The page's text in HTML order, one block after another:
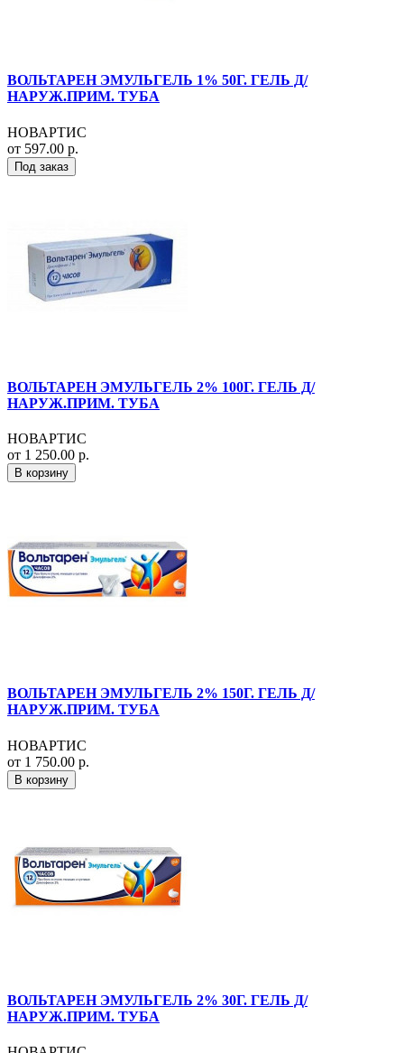
ВОЛЬТАРЕН ЭМУЛЬГЕЛЬ 1% 50Г. ГЕЛЬ Д/
НАРУЖ.ПРИМ. ТУБА
НОВАРТИС
от 597.00 р.
Под заказ
ВОЛЬТАРЕН ЭМУЛЬГЕЛЬ 2% 100Г. ГЕЛЬ Д/
НАРУЖ.ПРИМ. ТУБА
НОВАРТИС
от 1 250.00 р.
В корзину
ВОЛЬТАРЕН ЭМУЛЬГЕЛЬ 2% 150Г. ГЕЛЬ Д/
НАРУЖ.ПРИМ. ТУБА
НОВАРТИС
от 1 750.00 р.
В корзину
ВОЛЬТАРЕН ЭМУЛЬГЕЛЬ 2% 30Г. ГЕЛЬ Д/
НАРУЖ.ПРИМ. ТУБА